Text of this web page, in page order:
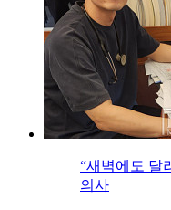
“새벽에도 달
의사